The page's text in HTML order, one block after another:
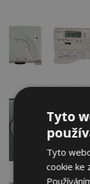
Tyto
Tyto
cookie ke